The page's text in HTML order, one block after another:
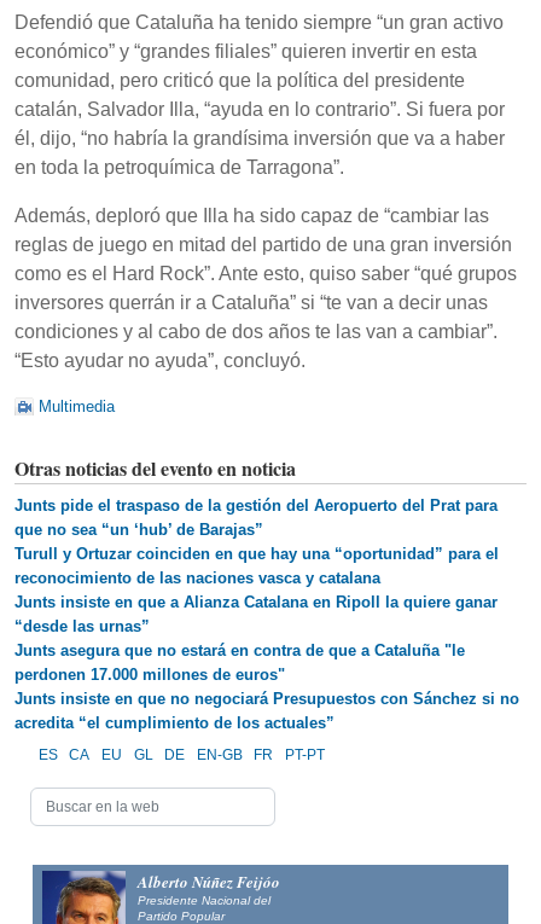
Defendió que Cataluña ha tenido siempre “un gran activo
económico” y “grandes filiales” quieren invertir en esta
comunidad, pero criticó que la política del presidente
catalán, Salvador Illa, “ayuda en lo contrario”. Si fuera por
él, dijo, “no habría la grandísima inversión que va a haber
en toda la petroquímica de Tarragona”.
Además, deploró que Illa ha sido capaz de “cambiar las
reglas de juego en mitad del partido de una gran inversión
como es el Hard Rock”. Ante esto, quiso saber “qué grupos
inversores querrán ir a Cataluña” si “te van a decir unas
condiciones y al cabo de dos años te las van a cambiar”.
“Esto ayudar no ayuda”, concluyó.
Multimedia
Otras noticias del evento en noticia
Junts pide el traspaso de la gestión del Aeropuerto del Prat para
que no sea “un ‘hub’ de Barajas”
Turull y Ortuzar coinciden en que hay una “oportunidad” para el
reconocimiento de las naciones vasca y catalana
Junts insiste en que a Alianza Catalana en Ripoll la quiere ganar
“desde las urnas”
Junts asegura que no estará en contra de que a Cataluña "le
perdonen 17.000 millones de euros"
Junts insiste en que no negociará Presupuestos con Sánchez si no
acredita “el cumplimiento de los actuales”
ES CA EU GL DE EN-GB FR PT-PT
Alberto Núñez Feijóo
Presidente Nacional del
Partido Popular